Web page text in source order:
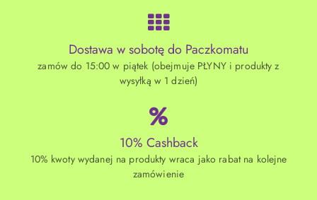
Dostawa w sobotę do Paczkomatu
zamów do 15:00 w piątek (obejmuje PŁYNY i produkty z
wysyłką w 1 dzień)
10% Cashback
10% kwoty wydanej na produkty wraca jako rabat na kolejne
zamówienie